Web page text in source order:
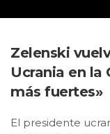
Zelenski
Ucrania en la
más fuertes»
El presidente